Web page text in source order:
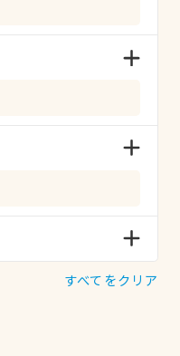
すべてをクリア